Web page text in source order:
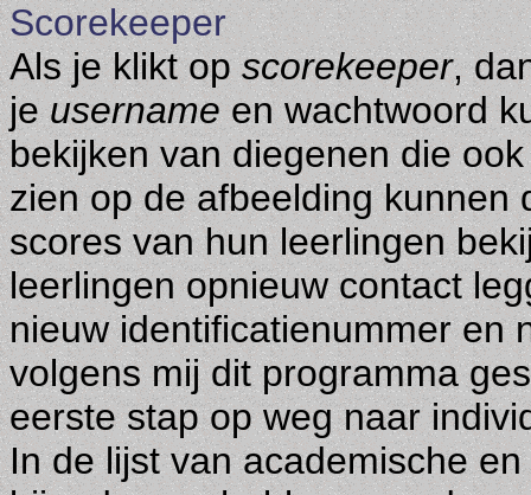
Scorekeeper
Als je klikt opscorekeeper,
jeusernameen wachtwoord
bekijken van diegenen die
zien op de afbeelding kunnen
scores van hun leerlingen
leerlingen opnieuw contact
nieuw identificatienummer en
volgens mij dit programma
eerste stap op weg naar
In de lijst van academische